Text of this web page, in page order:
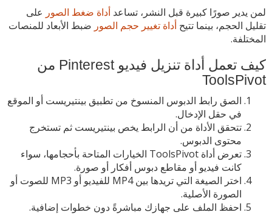
لمن يدير صورًا كبيرة قبل النشر، تساعد أداة ضغط الصور على
تقليل الحجم، بينما تتيح أداة تغيير حجم الصور ضبط الأبعاد للمنصات
المختلفة.
كيف تعمل أداة تنزيل فيديو Pinterest من
ToolsPivot
الصق رابط الدبوس المنسوخ من تطبيق بينتيريست أو الموقع
في حقل الإدخال.
تتحقق الأداة من أن الرابط يخص بينتيريست ثم تستخرج
محتوى الدبوس.
تعرض أداة ToolsPivot الخيارات المتاحة بأحجامها، سواء
كانت فيديو أو مقاطع دبوس أفكار أو صورة.
اختر الصيغة التي تريدها بين MP4 للفيديو أو MP3 للصوت أو
الصورة الأصلية.
احفظ الملف على جهازك مباشرةً دون خطوات إضافية.